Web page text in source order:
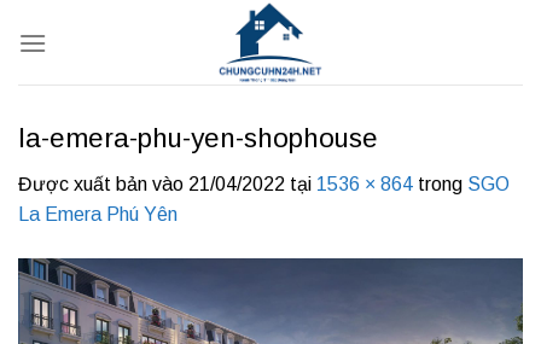
qua
la-emera-phu-yen-shophouse
Được xuất bản vào 21/04/2022 tại 1536 × 864 trong SGO
La Emera Phú Yên